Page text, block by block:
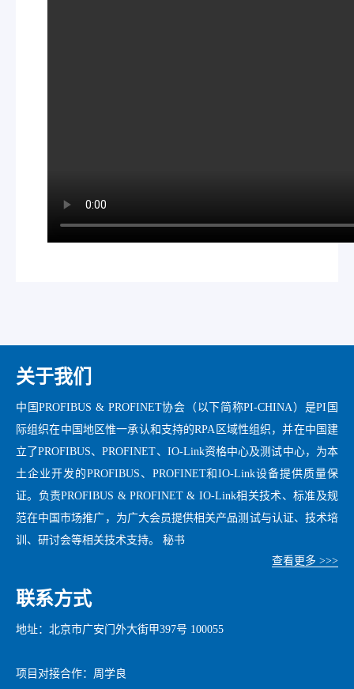
关于我们
中国PROFIBUS & PROFINET协会（以下简称PI-CHINA）是PI国
际组织在中国地区惟一承认和支持的RPA区域性组织，并在中国建
立了PROFIBUS、PROFINET、IO-Link资格中心及测试中心，为本
土企业开发的PROFIBUS、PROFINET和IO-Link设备提供质量保
证。负责PROFIBUS & PROFINET & IO-Link相关技术、标准及规
范在中国市场推广，为广大会员提供相关产品测试与认证、技术培
训、研讨会等相关技术支持。 秘书
查看更多 >>>
联系方式
地址：北京市广安门外大街甲397号 100055
项目对接合作：周学良